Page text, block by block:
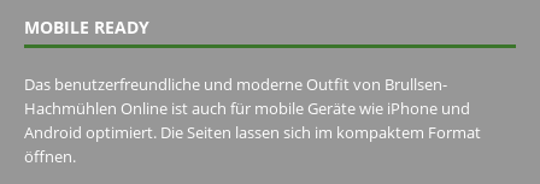
MOBILE READY
Das benutzerfreundliche und moderne Outfit von Brullsen-
Hachmühlen Online ist auch für mobile Geräte wie iPhone und
Android optimiert. Die Seiten lassen sich im kompaktem Format
öffnen.